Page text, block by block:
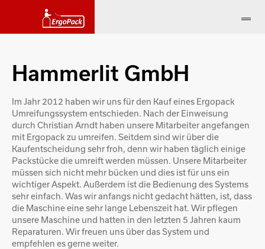
Hammerlit GmbH
Im Jahr 2012 haben wir uns für den Kauf eines Ergopack
Umreifungssystem entschieden. Nach der Einweisung
durch Christian Arndt haben unsere Mitarbeiter angefangen
mit Ergopack zu umreifen. Seitdem sind wir über die
Kaufentscheidung sehr froh, denn wir haben täglich einige
Packstücke die umreift werden müssen. Unsere Mitarbeiter
müssen sich nicht mehr bücken und dies ist für uns ein
wichtiger Aspekt. Außerdem ist die Bedienung des Systems
sehr einfach. Was wir anfangs nicht gedacht hätten, ist, dass
die Maschine eine sehr lange Lebenszeit hat. Wir pflegen
unsere Maschine und hatten in den letzten 5 Jahren kaum
Reparaturen. Wir freuen uns über das System und
empfehlen es gerne weiter.